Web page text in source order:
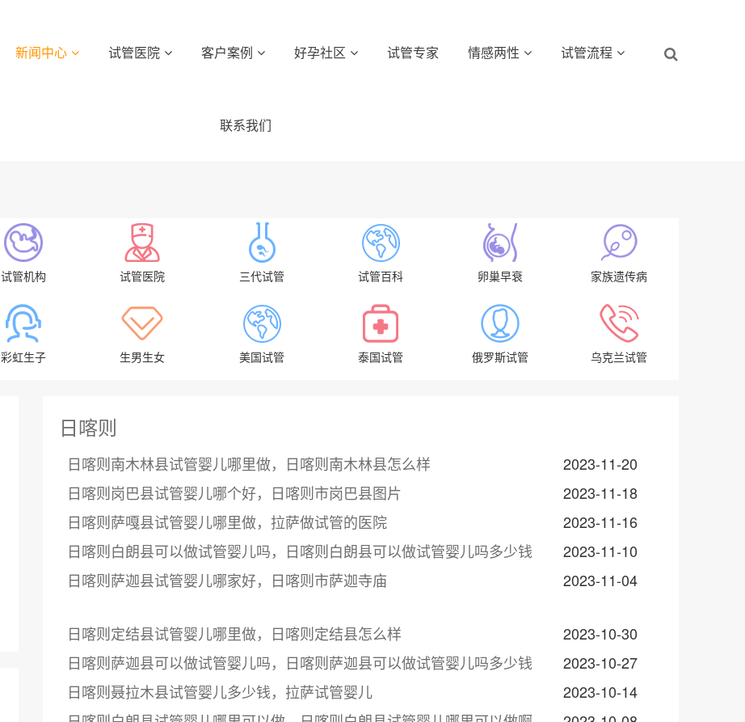
新闻中心 试管医院 客户案例 好孕社区 试管专家 情感两性 试管流程
联系我们
试管机构 试管医院 三代试管 试管百科 卵巢早衰 家族遗传病
彩虹生子 生男生女 美国试管 泰国试管 俄罗斯试管 乌克兰试管
日喀则
日喀则南木林县试管婴儿哪里做，日喀则南木林县怎么样
2023-11-20
日喀则岗巴县试管婴儿哪个好，日喀则市岗巴县图片
2023-11-18
日喀则萨嘎县试管婴儿哪里做，拉萨做试管的医院
2023-11-16
日喀则白朗县可以做试管婴儿吗，日喀则白朗县可以做试管婴儿吗多少钱
2023-11-10
日喀则萨迦县试管婴儿哪家好，日喀则市萨迦寺庙
2023-11-04
日喀则定结县试管婴儿哪里做，日喀则定结县怎么样
2023-10-30
日喀则萨迦县可以做试管婴儿吗，日喀则萨迦县可以做试管婴儿吗多少钱
2023-10-27
日喀则聂拉木县试管婴儿多少钱，拉萨试管婴儿
2023-10-14